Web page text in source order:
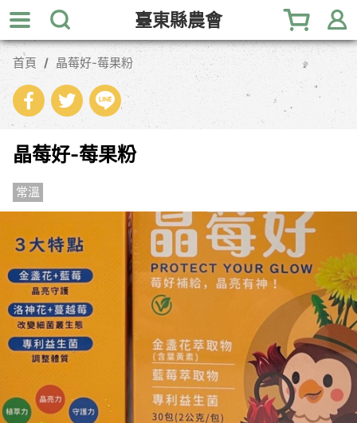
跳
到
主
內
臺東縣農會
首頁 晶莓好-莓果粉
晶莓好-莓果粉
常溫